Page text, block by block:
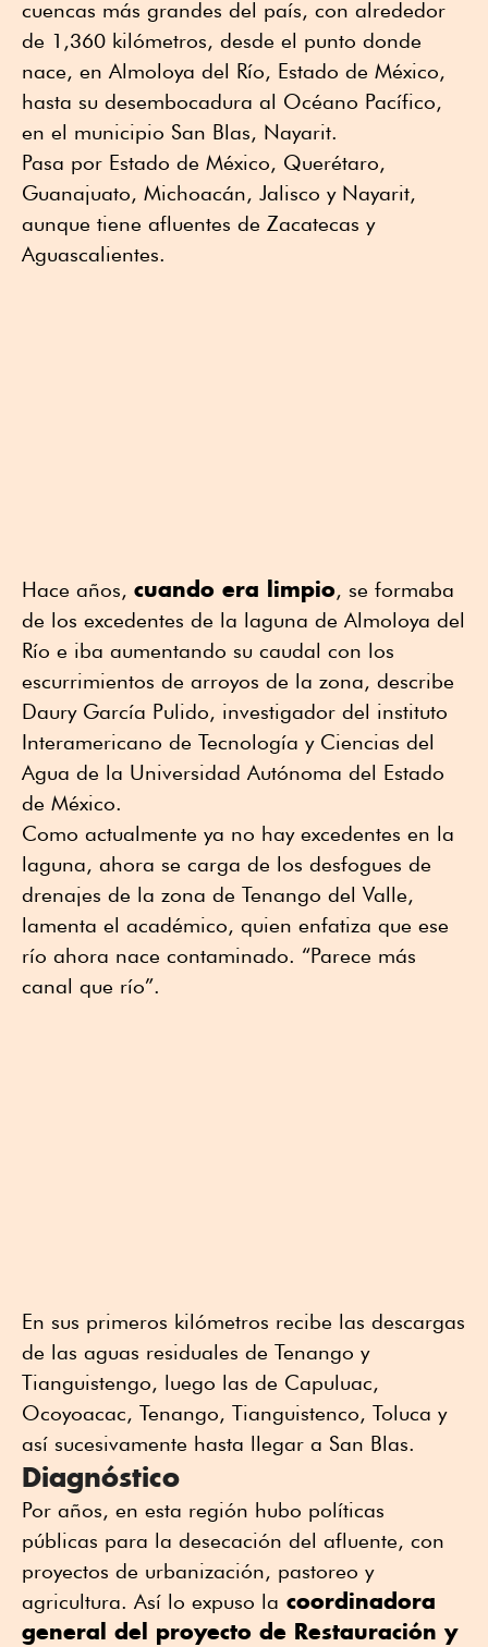
cuencas más grandes del país, con alrededor
de 1,360 kilómetros, desde el punto donde
nace, en Almoloya del Río, Estado de México,
hasta su desembocadura al Océano Pacífico,
en el municipio San Blas, Nayarit.
Pasa por Estado de México, Querétaro,
Guanajuato, Michoacán, Jalisco y Nayarit,
aunque tiene afluentes de Zacatecas y
Aguascalientes.
Hace años, cuando era limpio, se formaba
de los excedentes de la laguna de Almoloya del
Río e iba aumentando su caudal con los
escurrimientos de arroyos de la zona, describe
Daury García Pulido, investigador del instituto
Interamericano de Tecnología y Ciencias del
Agua de la Universidad Autónoma del Estado
de México.
Como actualmente ya no hay excedentes en la
laguna, ahora se carga de los desfogues de
drenajes de la zona de Tenango del Valle,
lamenta el académico, quien enfatiza que ese
río ahora nace contaminado. “Parece más
canal que río”.
En sus primeros kilómetros recibe las descargas
de las aguas residuales de Tenango y
Tianguistengo, luego las de Capuluac,
Ocoyoacac, Tenango, Tianguistenco, Toluca y
así sucesivamente hasta llegar a San Blas.
Diagnóstico
Por años, en esta región hubo políticas
públicas para la desecación del afluente, con
proyectos de urbanización, pastoreo y
agricultura. Así lo expuso la coordinadora
general del proyecto de Restauración y